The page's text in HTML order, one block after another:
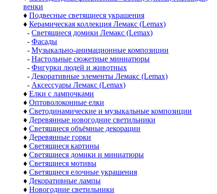
венки
♦ Подвесные светящиеся украшения
♦ Керамическая коллекция Лемакс (Lemax)
- Светящиеся домики Лемакс (Lemax)
- Фасады
- Музыкально-анимационные композиции
- Настольные сюжетные миниатюры
- Фигурки людей и животных
- Декоративные элементы Лемакс (Lemax)
- Аксессуары Лемакс (Lemax)
♦ Елки с лампочками
♦ Оптоволоконные елки
♦ Светодинамические и музыкальные композиции
♦ Деревянные новогодние светильники
♦ Светящиеся объёмные декорации
♦ Деревянные горки
♦ Светящиеся картины
♦ Светящиеся домики и миниатюры
♦ Светящиеся мотивы
♦ Светящиеся елочные украшения
♦ Декоративные лампы
♦ Новогодние светильники